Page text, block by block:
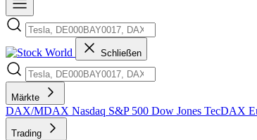
Schließen
Märkte
DAX/MDAX Nasdaq S&P 500 Dow Jones TecDAX
Trading